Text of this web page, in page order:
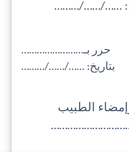
……/……/………
حرر بـ……………………
بتاريخ: ……/……/………
الطبيب